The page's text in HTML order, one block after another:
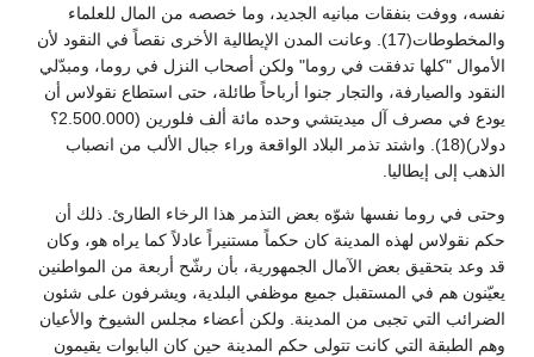
نفسه، ووفت بنفقات مبانيه الجديد، وما خصصه من المال للعلماء
والمخطوطات(17). وعانت المدن الإيطالية الأخرى نقصاً في النقود لأن
الأموال "كلها تدفقت في روما" ولكن أصحاب النزل في روما، ومبدّلي
النقود والصيارفة، والتجار جنوا أرباحاً طائلة، حتى استطاع نقولاس أن
يودع في مصرف آل ميديتشي وحده مائة ألف فلورين (2.500.000؟
دولار)(18). واشتد تذمر البلاد الواقعة وراء جبال الألب من انصباب
الذهب إلى إيطاليا.
وحتى في روما نفسها شوّه بعض التذمر هذا الرخاء الطارئ. ذلك أن
حكم نقولاس لهذه المدينة كان حكماً مستنيراً عادلاً كما يراه هو، وكان
قد وعد بتحقيق بعض الآمال الجمهورية، بأن رشّح أربعة من المواطنين
يعيّنون هم في المستقبل جميع موظفي البلدية، ويشرفون على شئون
الضرائب التي تجبى من المدينة. ولكن أعضاء مجلس الشيوخ والأعيان
وهم الطبقة التي كانت تتولى حكم المدينة حين كان البابوات يقيمون